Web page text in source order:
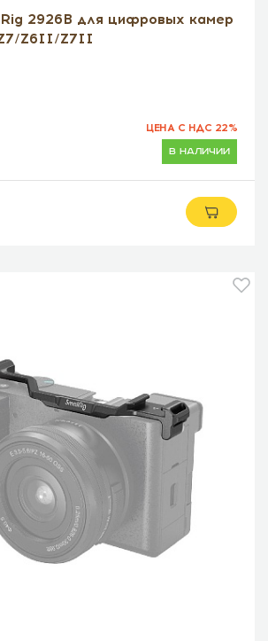
2926B для цифровых камер
Z6II/Z7II
в наличии
ЦЕНА С НДС 22%